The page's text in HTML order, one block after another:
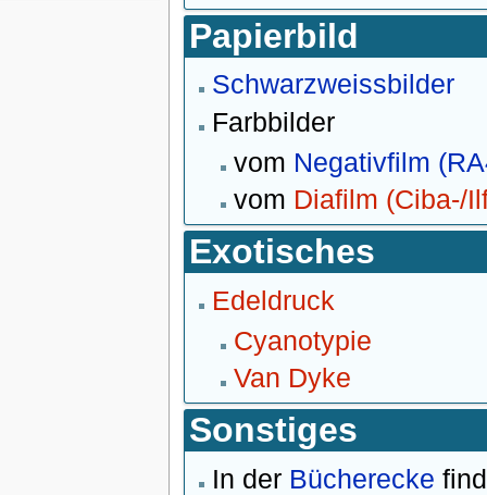
Papierbild
Schwarzweissbilder
Farbbilder
vom Negativfilm
vom Diafilm (Ciba-/
Exotisches
Edeldruck
Cyanotypie
Van Dyke
Sonstiges
In der Bücherecke